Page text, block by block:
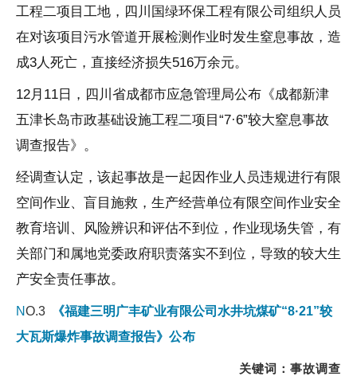
工程二项目工地，四川国绿环保工程有限公司组织人员
在对该项目污水管道开展检测作业时发生窒息事故，造
成3人死亡，直接经济损失516万余元。
12月 11 日，四川省成都市应急管理局公布《成都新津
五津长岛市政基础设施工程二项目“7·6”较大窒息事故
调查报告》。
经调查认定，该起事故是一起因作业人员违规进行有限
空间作业、盲目施救，生产经营单位有限空间作业安全
教育培训、风险辨识和评估不到位，作业现场失管，有
关部门和属地党委政府职责落实不到位，导致的较大生
产安全责任事故。
NO.3 《福建三明广丰矿业有限公司水井坑煤矿“8·21”较
大瓦斯爆炸事故调查报告》 公布
关键词：事故调查